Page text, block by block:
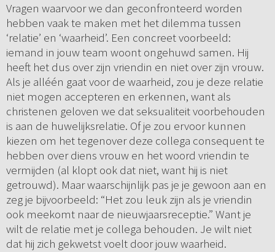
Vragen waarvoor we dan geconfronteerd worden
hebben vaak te maken met het dilemma tussen
‘relatie’ en ‘waarheid’. Een concreet voorbeeld:
iemand in jouw team woont ongehuwd samen. Hij
heeft het dus over zijn vriendin en niet over zijn vrouw.
Als je alléén gaat voor de waarheid, zou je deze relatie
niet mogen accepteren en erkennen, want als
christenen geloven we dat seksualiteit voorbehouden
is aan de huwelijksrelatie. Of je zou ervoor kunnen
kiezen om het tegenover deze collega consequent te
hebben over diens vrouw en het woord vriendin te
vermijden (al klopt ook dat niet, want hij is niet
getrouwd). Maar waarschijnlijk pas je je gewoon aan en
zeg je bijvoorbeeld: “Het zou leuk zijn als je vriendin
ook meekomt naar de nieuwjaarsreceptie.” Want je
wilt de relatie met je collega behouden. Je wilt niet
dat hij zich gekwetst voelt door jouw waarheid.